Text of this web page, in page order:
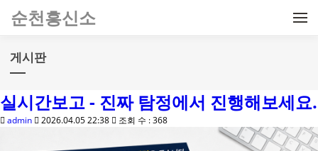
순천흥신소
게시판
실시간보고 - 진짜 탐정에서 진행해보세요.
admin 2026.04.05 22:38 조회 수 : 368